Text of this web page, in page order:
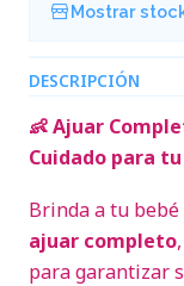
Mostrar
DESCRIPCIÓN
👶 Ajuar
Cuidado para tu
Brinda a tu
ajuar completo
para garantizar